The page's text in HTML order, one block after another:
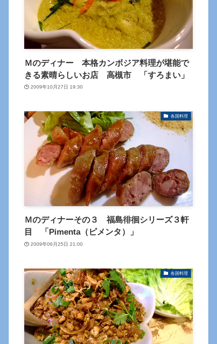
Ｍのディナー 本格カンボジア料理が堪能で
きる素晴らしいお店 高槻市 「すろまい」
2009年10月27日 19:30
各国料理
Ｍのディナーその３ 福島徘徊シリーズ３軒
目 「Pimenta（ピメンタ）」
2009年06月25日 21:00
各国料理